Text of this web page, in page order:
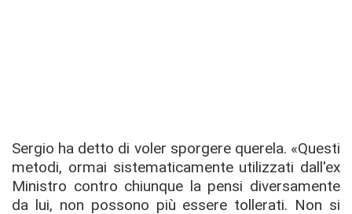
Sergio ha detto di voler sporgere querela. «Questi
metodi, ormai sistematicamente utilizzati dall'ex
Ministro contro chiunque la pensi diversamente
da lui, non possono più essere tollerati. Non si